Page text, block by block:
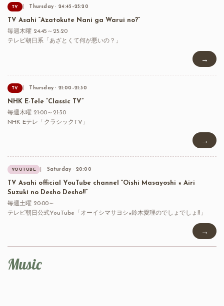
TV Thursday · 24:45–25:20
TV Asahi “Azatokute Nani ga Warui no?”
毎週木曜 24:45～25:20
テレビ朝日系「あざとくて何が悪いの？」
→
TV Thursday · 21:00–21:30
NHK E-Tele “Classic TV”
毎週木曜 21:00～21:30
NHK Eテレ「クラシックTV」
→
YOUTUBE Saturday · 20:00
TV Asahi official YouTube channel “Oishi Masayoshi × Airi
Suzuki no Desho Desho!!”
毎週土曜 20:00～
テレビ朝日公式YouTube「オーイシマサヨシ×鈴木愛理のでしょでしょ!!」
→
Music